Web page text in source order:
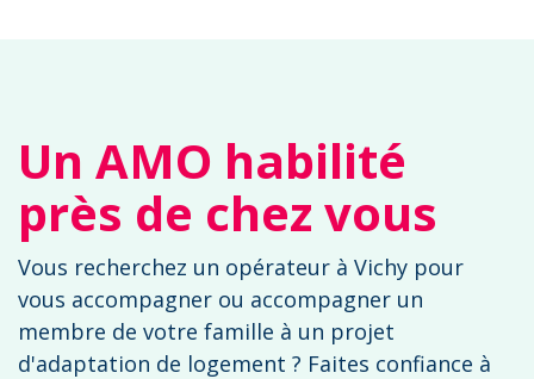
Un AMO habilité
près de chez vous
Vous recherchez un opérateur à Vichy pour
vous accompagner ou accompagner un
membre de votre famille à un projet
d'adaptation de logement ? Faites confiance à